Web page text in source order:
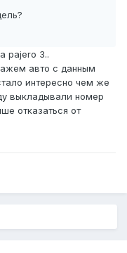
pajero 3..
авто с данным
интересно чем же
выкладывали номер
отказаться от